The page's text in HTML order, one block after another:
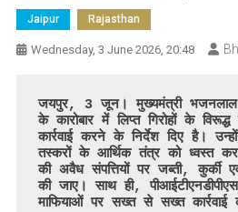
Jaipur Rajasthan
Wednesday, 3 June 2026, 20:48
जयपुर, 3 जून। मुख्यमंत्री भजनलाल
के कारोबार में लिप्त गिरोहों के
कार्रवाई करने के निर्देश दिए है।
तस्करों के आर्थिक तंत्र को ध्वस्त
की अवैध संपत्तियों पर जब्ती, कुर्की
की जाए। साथ ही,
माफियाओं पर सख्त से सख्त कार्रवाई